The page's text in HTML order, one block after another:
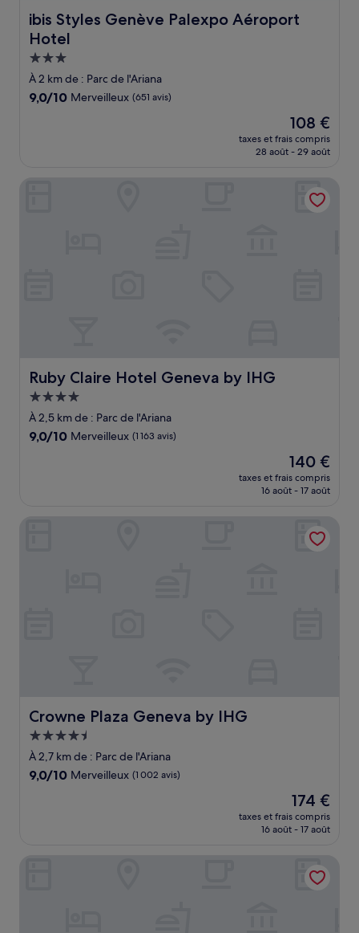
ibis Styles Genève Palexpo Aéroport
Hotel
ibis Styles Genève Palexpo Aéroport Hotel
Hébergement
3.0 étoiles
À 2 km de : Parc de l'Ariana
9.0
9,0/10 Merveilleux (651 avis)
Le
nouveau
prix
de
108 €
108 €
taxes et frais compris
28 août - 29 août
Ruby Claire Hotel Geneva by IHG
Ruby Claire Hotel Geneva by IHG
Hébergement
4.0 étoiles
À 2,5 km de : Parc de l'Ariana
9.0
9,0/10 Merveilleux (1 163 avis)
Le
nouveau
prix
de
140 €
140 €
taxes et frais compris
16 août - 17 août
Crowne Plaza Geneva by IHG
Crowne Plaza Geneva by IHG
Hébergement
4.5 étoiles
À 2,7 km de : Parc de l'Ariana
9.0
9,0/10 Merveilleux (1 002 avis)
Le
nouveau
prix
de
174 €
174 €
taxes et frais compris
16 août - 17 août